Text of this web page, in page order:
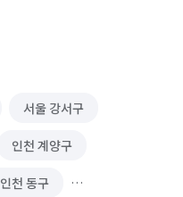
서울 강서구
인천 계양구
인천 동구